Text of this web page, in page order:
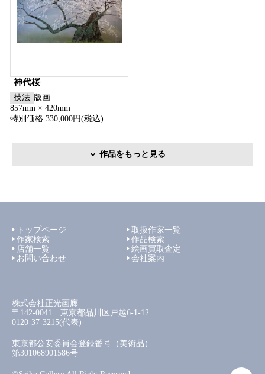
神代桜
技法 版画
857mm × 420mm
特別価格 330,000円(税込)
作品をもっと見る
トップページ
取扱作家一覧
作家検索
作品検索
店舗一覧
絵画買取査定
お問い合わせ
会社案内
株式会社正光画廊
〒142-0041 東京都品川区戸越6-1-12
0120-37-3215(代表)
東京都公安委員会登録番号（美術品）
第301068901586号